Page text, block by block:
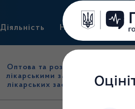
Діяльність Нормативні
Оптова та роздрібна торгівля
лікарськими засобами, імпорт
лікарських засобів (крім АФІ)